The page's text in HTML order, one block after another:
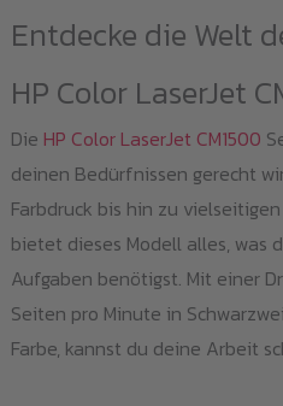
Entdecke die Welt
HP Color LaserJet
Die HP Color LaserJet CM1500
deinen Bedürfnissen gerecht
Farbdruck bis hin zu
bietet dieses Modell alles, was
Aufgaben benötigst. Mit einer
Seiten pro Minute in
Farbe, kannst du deine Arbeit